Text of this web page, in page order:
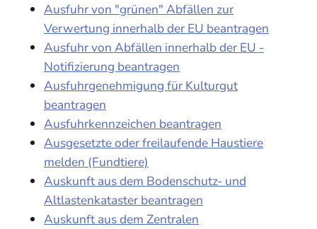
Ausfuhr von "grünen" Abfällen zur
Verwertung innerhalb der EU beantragen
Ausfuhr von Abfällen innerhalb der EU -
Notifizierung beantragen
Ausfuhrgenehmigung für Kulturgut
beantragen
Ausfuhrkennzeichen beantragen
Ausgesetzte oder freilaufende Haustiere
melden (Fundtiere)
Auskunft aus dem Bodenschutz- und
Altlastenkataster beantragen
Auskunft aus dem Zentralen